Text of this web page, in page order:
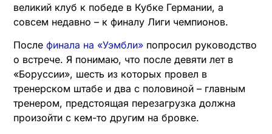
великий клуб к победе в Кубке Германии, а
совсем недавно – к финалу Лиги чемпионов.
После финала на «Уэмбли» попросил руководство
о встрече. Я понимаю, что после девяти лет в
«Боруссии», шесть из которых провел в
тренерском штабе и два с половиной – главным
тренером, предстоящая перезагрузка должна
произойти с кем-то другим на бровке.